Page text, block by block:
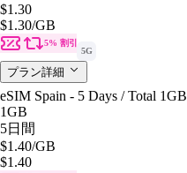
$1.30
$1.30/GB
5% 割引
5G
プラン詳細
eSIM Spain - 5 Days / Total 1GB
1GB
5日間
$1.40/GB
$1.40